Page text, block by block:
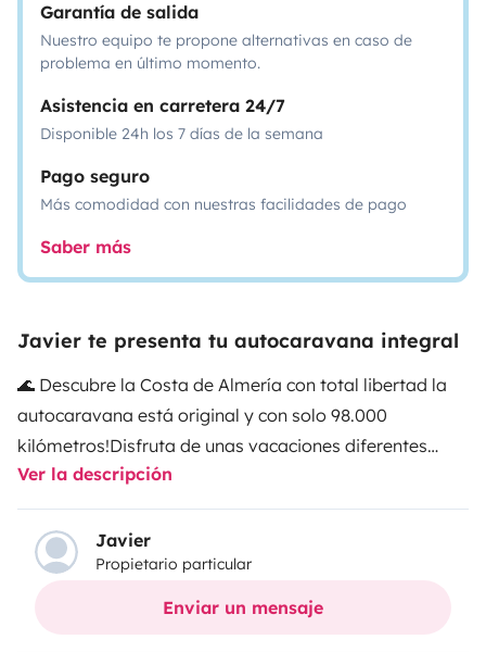
Garantía de salida
Nuestro equipo te propone alternativas en caso de
problema en último momento.
Asistencia en carretera 24/7
Disponible 24h los 7 días de la semana
Pago seguro
Más comodidad con nuestras facilidades de pago
Saber más
Javier te presenta tu autocaravana integral
🌊 Descubre la Costa de Almería con total libertad la
autocaravana está original y con solo 98.000
kilómetros!Disfruta de unas vacaciones diferentes
recorriendo playas vírgenes, calas escondidas y
pueblos con encanto a bordo de nuestra cómoda
autocaravana, perfecta para parejas, familias o
grupos de amigos.🛏️ Distribución
* Gran cama en la capuchina.
Ver la descripción
Javier
Propietario particular
Enviar un mensaje